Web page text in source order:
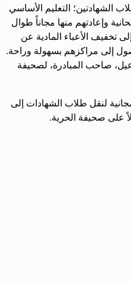
الشهادتين؛ التعليم الأساسي
وإعادتهم منها مجاناً طوال
تخفيف الأعباء المادية عن
إلى مراكزهم بسهولة وراحة.
صاحب المبادرة، لصحيفة
لنقل طلاب الشهادات إلى
على صحيفة الحرية.